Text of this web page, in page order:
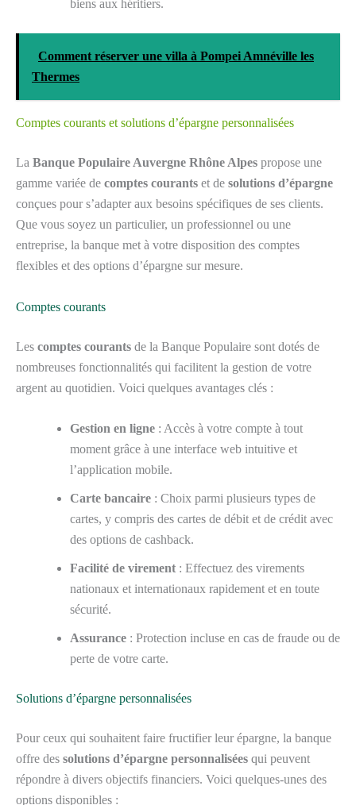
biens aux héritiers.
Comment réserver une villa à Pompei Amnéville les
Thermes
Comptes courants et solutions d’épargne personnalisées
La Banque Populaire Auvergne Rhône Alpes propose une
gamme variée de comptes courants et de solutions d’épargne
conçues pour s’adapter aux besoins spécifiques de ses clients.
Que vous soyez un particulier, un professionnel ou une
entreprise, la banque met à votre disposition des comptes
flexibles et des options d’épargne sur mesure.
Comptes courants
Les comptes courants de la Banque Populaire sont dotés de
nombreuses fonctionnalités qui facilitent la gestion de votre
argent au quotidien. Voici quelques avantages clés :
Gestion en ligne : Accès à votre compte à tout
moment grâce à une interface web intuitive et
l’application mobile.
Carte bancaire : Choix parmi plusieurs types de
cartes, y compris des cartes de débit et de crédit avec
des options de cashback.
Facilité de virement : Effectuez des virements
nationaux et internationaux rapidement et en toute
sécurité.
Assurance : Protection incluse en cas de fraude ou de
perte de votre carte.
Solutions d’épargne personnalisées
Pour ceux qui souhaitent faire fructifier leur épargne, la banque
offre des solutions d’épargne personnalisées qui peuvent
répondre à divers objectifs financiers. Voici quelques-unes des
options disponibles :